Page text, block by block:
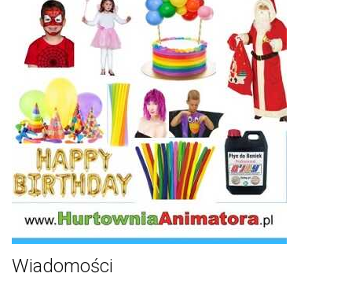
Wiadomości